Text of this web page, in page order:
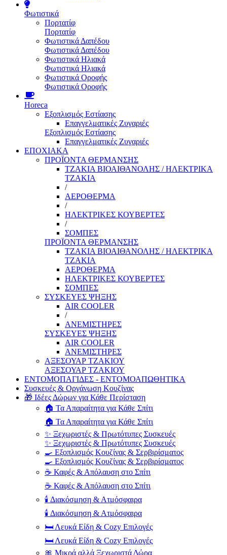
Φωτιστικά
Πορτατίφ
Πορτατίφ
Φωτιστικά Δαπέδου
Φωτιστικά Δαπέδου
Φωτιστικά Ηλιακά
Φωτιστικά Ηλιακά
Φωτιστικά Οροφής
Φωτιστικά Οροφής
Horeca
Εξοπλισμός Εστίασης
Επαγγελματικές Ζυγαριές
Εξοπλισμός Εστίασης
Επαγγελματικές Ζυγαριές
ΕΠΟΧΙΑΚΑ
ΠΡΟΪΟΝΤΑ ΘΕΡΜΑΝΣΗΣ
ΤΖΑΚΙΑ ΒΙΟΑΙΘΑΝΟΛΗΣ / ΗΛΕΚΤΡΙΚΑ
ΤΖΑΚΙΑ
/
ΑΕΡΟΘΕΡΜΑ
/
ΗΛΕΚΤΡΙΚΕΣ ΚΟΥΒΕΡΤΕΣ
/
ΣΟΜΠΕΣ
ΠΡΟΪΟΝΤΑ ΘΕΡΜΑΝΣΗΣ
ΤΖΑΚΙΑ ΒΙΟΑΙΘΑΝΟΛΗΣ / ΗΛΕΚΤΡΙΚΑ
ΤΖΑΚΙΑ
ΑΕΡΟΘΕΡΜΑ
ΗΛΕΚΤΡΙΚΕΣ ΚΟΥΒΕΡΤΕΣ
ΣΟΜΠΕΣ
ΣΥΣΚΕΥΕΣ ΨΗΞΗΣ
AIR COOLER
/
ΑΝΕΜΙΣΤΗΡΕΣ
ΣΥΣΚΕΥΕΣ ΨΗΞΗΣ
AIR COOLER
ΑΝΕΜΙΣΤΗΡΕΣ
ΑΞΕΣΟΥΑΡ ΤΖΑΚΙΟΥ
ΑΞΕΣΟΥΑΡ ΤΖΑΚΙΟΥ
ΕΝΤΟΜΟΠΑΓΙΔΕΣ - ΕΝΤΟΜΟΑΠΩΘΗΤΙΚΑ
Συσκευές & Οργάνωση Κουζίνας
🎁 Ιδέες Δώρων για Κάθε Περίσταση
🏠 Τα Απαραίτητα για Κάθε Σπίτι
🏠 Τα Απαραίτητα για Κάθε Σπίτι
✨ Ξεχωριστές & Πρωτότυπες Συσκευές
✨ Ξεχωριστές & Πρωτότυπες Συσκευές
🍳 Εξοπλισμός Κουζίνας & Σερβιρίσματος
🍳 Εξοπλισμός Κουζίνας & Σερβιρίσματος
☕ Καφές & Απόλαυση στο Σπίτι
☕ Καφές & Απόλαυση στο Σπίτι
🕯️ Διακόσμηση & Ατμόσφαιρα
🕯️ Διακόσμηση & Ατμόσφαιρα
🛏️ Λευκά Είδη & Cozy Επιλογές
🛏️ Λευκά Είδη & Cozy Επιλογές
🎀 Μικρά αλλά Ξεχωριστά Δώρα